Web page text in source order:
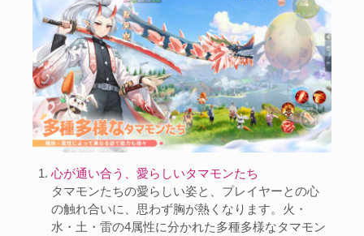
心が通い合う、愛らしいタマモンたち
タマモンたちの愛らしい姿と、プレイヤーとの心
の触れ合いに、思わず胸が熱くなります。火・
水・土・雷の4属性に分かれた多種多様なタマモン